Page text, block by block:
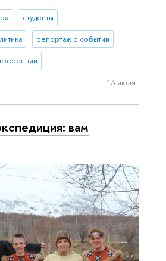
студенты
репортаж о событии
13 июля
вам